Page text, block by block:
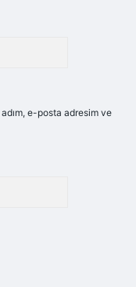
e-posta adresim ve